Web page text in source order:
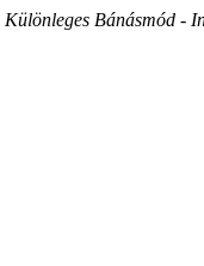
Különleges Bánásmód -